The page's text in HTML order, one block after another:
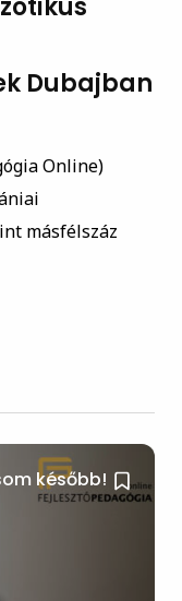
Dubajban
Online)
másfélszáz
később!